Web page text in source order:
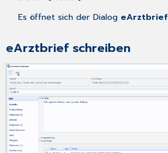
Es öffnet sich der Dialog
eArztbrief schreiben